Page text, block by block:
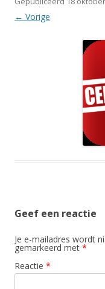
← Vorige
Geef een reactie
Je e-mailadres wordt
gemarkeerd met *
Reactie *